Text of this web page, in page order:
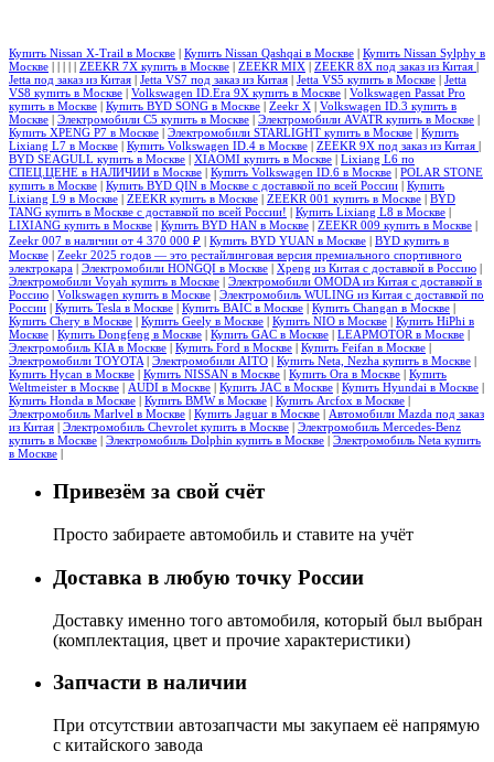
Купить Nissan X-Trail в Москве | Купить Nissan Qashqai в Москве | Купить Nissan Sylphy в
Москве | | | | | ZEEKR 7X купить в Москве | ZEEKR MIX | ZEEKR 8X под заказ из Китая |
Jetta под заказ из Китая | Jetta VS7 под заказ из Китая | Jetta VS5 купить в Москве | Jetta
VS8 купить в Москве | Volkswagen ID.Era 9X купить в Москве | Volkswagen Passat Pro
купить в Москве | Купить BYD SONG в Москве | Zeekr X | Volkswagen ID.3 купить в
Москве | Электромобили С5 купить в Москве | Электромобили AVATR купить в Москве |
Купить XPENG P7 в Москве | Электромобили STARLIGHT купить в Москве | Купить
Lixiang L7 в Москве | Купить Volkswagen ID.4 в Москве | ZEEKR 9X под заказ из Китая |
BYD SEAGULL купить в Москве | XIAOMI купить в Москве | Lixiang L6 по
СПЕЦ.ЦЕНЕ в НАЛИЧИИ в Москве | Купить Volkswagen ID.6 в Москве | POLAR STONE
купить в Москве | Купить BYD QIN в Москве с доставкой по всей России | Купить
Lixiang L9 в Москве | ZEEKR купить в Москве | ZEEKR 001 купить в Москве | BYD
TANG купить в Москве с доставкой по всей России! | Купить Lixiang L8 в Москве |
LIXIANG купить в Москве | Купить BYD HAN в Москве | ZEEKR 009 купить в Москве |
Zeekr 007 в наличии от 4 370 000 ₽ | Купить BYD YUAN в Москве | BYD купить в
Москве | Zeekr 2025 годов — это рестайлинговая версия премиального спортивного
электрокара | Электромобили HONGQI в Москве | Xpeng из Китая с доставкой в Россию |
Электромобили Voyah купить в Москве | Электромобили OMODA из Китая с доставкой в
Россию | Volkswagen купить в Москве | Электромобиль WULING из Китая с доставкой по
России | Купить Tesla в Москве | Купить BAIC в Москве | Купить Changan в Москве |
Купить Chery в Москве | Купить Geely в Москве | Купить NIO в Москве | Купить HiPhi в
Москве | Купить Dongfeng в Москве | Купить GAC в Москве | LEAPMOTOR в Москве |
Электромобиль KIA в Москве | Купить Ford в Москве | Купить Feifan в Москве |
Электромобили TOYOTA | Электромобили AITO | Купить Neta, Nezha купить в Москве |
Купить Hycan в Москве | Купить NISSAN в Москве | Купить Ora в Москве | Купить
Weltmeister в Москве | AUDI в Москве | Купить JAC в Москве | Купить Hyundai в Москве |
Купить Honda в Москве | Купить BMW в Москве | Купить Arcfox в Москве |
Электромобиль Marlvel в Москве | Купить Jaguar в Москве | Автомобили Mazda под заказ
из Китая | Электромобиль Chevrolet купить в Москве | Электромобиль Mercedes-Benz
купить в Москве | Электромобиль Dolphin купить в Москве | Электромобиль Neta купить
в Москве |
Привезём за свой счёт
Просто забираете автомобиль и ставите на учёт
Доставка в любую точку России
Доставку именно того автомобиля, который был выбран
(комплектация, цвет и прочие характеристики)
Запчасти в наличии
При отсутствии автозапчасти мы закупаем её напрямую
с китайского завода